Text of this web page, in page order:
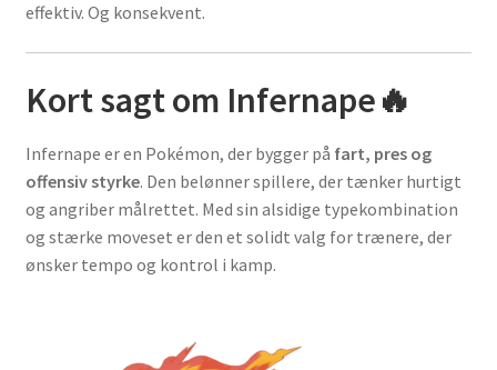
effektiv. Og konsekvent.
Kort sagt om Infernape🔥
Infernape er en Pokémon, der bygger på fart, pres og
offensiv styrke. Den belønner spillere, der tænker hurtigt
og angriber målrettet. Med sin alsidige typekombination
og stærke moveset er den et solidt valg for trænere, der
ønsker tempo og kontrol i kamp.